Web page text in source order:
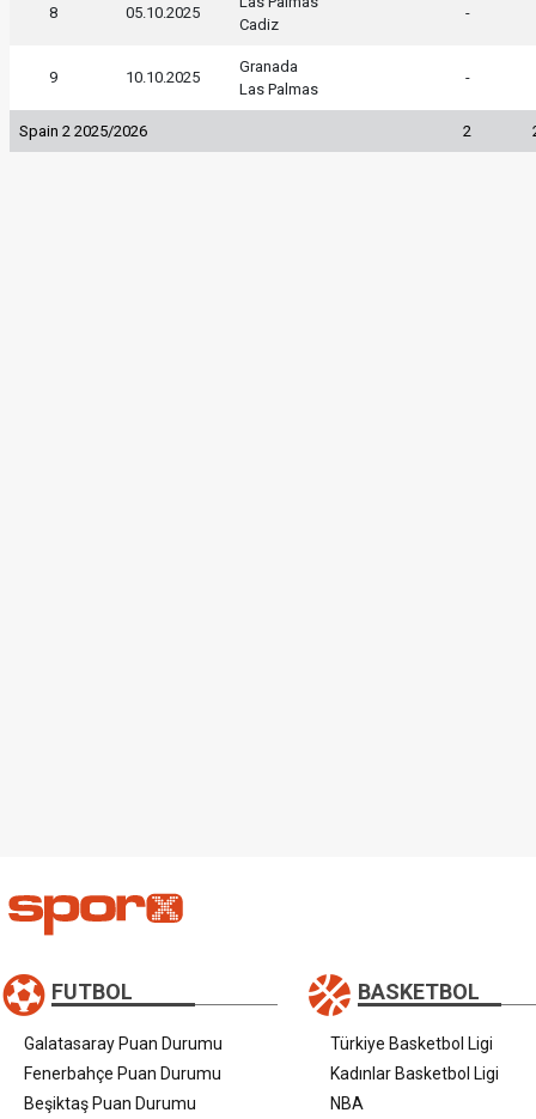
8 05.10.2025
Cadiz
-
9 10.10.2025
Granada
Las Palmas
-
Spain 2 2025/2026 2
FUTBOL
Galatasaray Puan Durumu
Fenerbahçe Puan Durumu
Beşiktaş Puan Durumu
BASKETBOL
Türkiye Basketbol Ligi
Kadınlar Basketbol Ligi
NBA